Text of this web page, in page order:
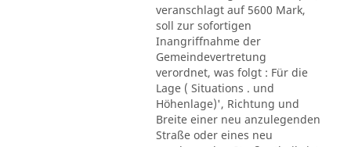
veranschlagt auf 5600 Mark,
soll zur sofortigen
Inangriffnahme der
Gemeindevertretung
verordnet, was folgt : Für die
Lage ( Situations . und
Höhenlage)', Richtung und
Breite einer neu anzulegenden
Straße oder eines neu